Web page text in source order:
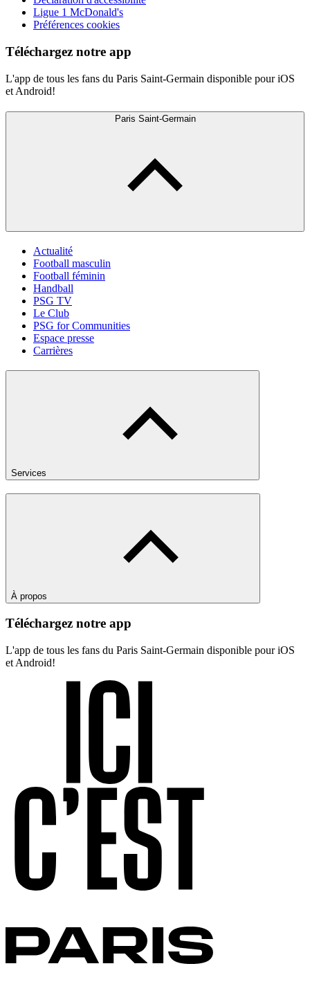
Ligue 1 McDonald's
Préférences cookies
Téléchargez notre app
L'app de tous les fans du Paris Saint-Germain disponible pour iOS
et Android!
Paris Saint-Germain
Actualité
Football masculin
Football féminin
Handball
PSG TV
Le Club
PSG for Communities
Espace presse
Carrières
Services
À propos
Téléchargez notre app
L'app de tous les fans du Paris Saint-Germain disponible pour iOS
et Android!